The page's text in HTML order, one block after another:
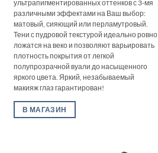
ультрапигментированных оттенков с 3-мя
различными эффектами на Ваш выбор:
матовый, сияющий или перламутровый.
Тени с пудровой текстурой идеально ровно
ложатся на веко и позволяют варьировать
плотность покрытия от легкой
полупрозрачной вуали до насыщенного
яркого цвета. Яркий, незабываемый
макияж глаз гарантирован!
В МАГАЗИН